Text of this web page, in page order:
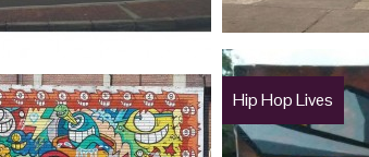
Hip Hop Lives